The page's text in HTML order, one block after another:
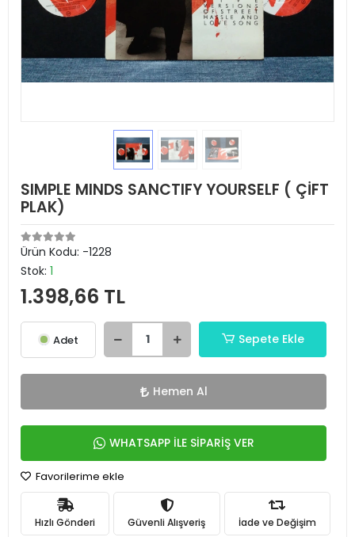
SIMPLE MINDS SANCTIFY YOURSELF ( ÇİFT
PLAK)
Ürün Kodu: -1228
Stok: 1
1.398,66 TL
Adet Sepete Ekle
Hemen Al
WHATSAPP İLE SİPARİŞ VER
Favorilerime ekle
Hızlı Gönderi Güvenli Alışveriş İade ve Değişim